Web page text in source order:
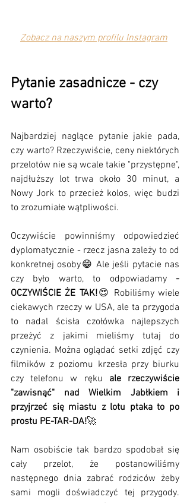
Zobacz na naszym profilu Instagram
Pytanie zasadnicze - czy
warto?
Najbardziej naglące pytanie jakie pada,
czy warto? Rzeczywiście, ceny niektórych
przelotów nie są wcale takie "przystępne",
najdłuższy lot trwa około 30 minut, a
Nowy Jork to przecież kolos, więc budzi
to zrozumiałe wątpliwości.
Oczywiście powinniśmy odpowiedzieć
dyplomatycznie - rzecz jasna zależy to od
konkretnej osoby😁 Ale jeśli pytacie nas
czy było warto, to odpowiadamy -
OCZYWIŚCIE ŻE TAK!😍 Robiliśmy wiele
ciekawych rzeczy w USA, ale ta przygoda
to nadal ścisła czołówka najlepszych
przeżyć z jakimi mieliśmy tutaj do
czynienia. Można oglądać setki zdjęć czy
filmików z poziomu krzesła przy biurku
czy telefonu w ręku ale rzeczywiście
"zawisnąć" nad Wielkim Jabłkiem i
przyjrzeć się miastu z lotu ptaka to po
prostu PE-TAR-DA!🚀
Nam osobiście tak bardzo spodobał się
cały przelot, że postanowiliśmy
następnego dnia zabrać rodziców żeby
sami mogli doświadczyć tej przygody.